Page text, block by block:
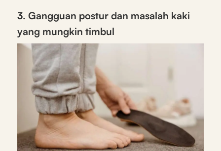
3. Gangguan postur dan masalah kaki
yang mungkin timbul